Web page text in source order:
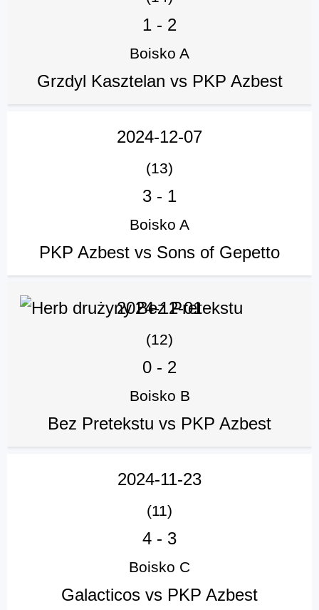
1 - 2
Boisko A
Grzdyl Kasztelan vs PKP Azbest
2024-12-07
(13)
3 - 1
Boisko A
PKP Azbest vs Sons of Gepetto
2024-12-01
(12)
0 - 2
Boisko B
Bez Pretekstu vs PKP Azbest
2024-11-23
(11)
4 - 3
Boisko C
Galacticos vs PKP Azbest